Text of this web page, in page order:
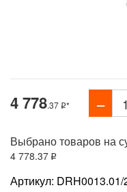
4 778.37 *
Выбрано товаров на
4 778.37
Артикул: DRH0013.01/